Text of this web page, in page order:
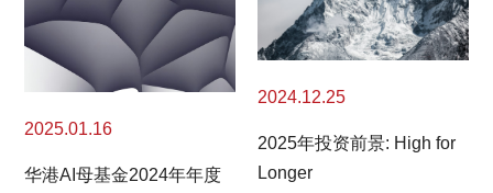
2025.01.16
华港AI母基金2024年年度
2024.12.25
2025年投资前景: High for
Longer